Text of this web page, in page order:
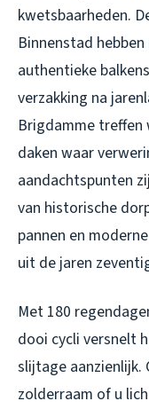
kwetsbaarheden.
Binnenstad
authentieke
verzakking na
Brigdamme
daken waar
aandachtspunten
van historische
pannen en
uit de jaren
Met 180
dooi cycli versnelt
slijtage aanzienlijk.
zolderraam of u